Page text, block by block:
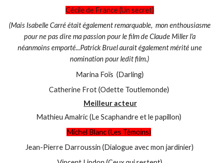
Cécile de France (Un secret)
(Mais Isabelle Carré était également remarquable, mon enthousiasme
pour ne pas dire ma passion pour le film de Claude Miller l'a
néanmoins emporté...Patrick Bruel aurait également mérité une
nomination pour ledit film.)
Marina Foïs (Darling)
Catherine Frot (Odette Toutlemonde)
Meilleur acteur
Mathieu Amalric (Le Scaphandre et le papillon)
Michel Blanc (Les Témoins)
Jean-Pierre Darroussin (Dialogue avec mon jardinier)